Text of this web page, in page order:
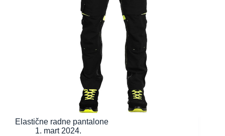
Elastične radne pantalone
1. mart 2024.